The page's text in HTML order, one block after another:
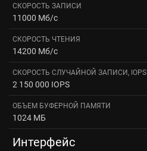
СКОРОСТЬ ЗАПИСИ
11000 Мб/с
СКОРОСТЬ ЧТЕНИЯ
14200 Мб/с
СКОРОСТЬ СЛУЧАЙНОЙ ЗАПИСИ, IOPS
2 150 000 IOPS
ОБЪЕМ БУФЕРНОЙ ПАМЯТИ
1024 МБ
Интерфейс